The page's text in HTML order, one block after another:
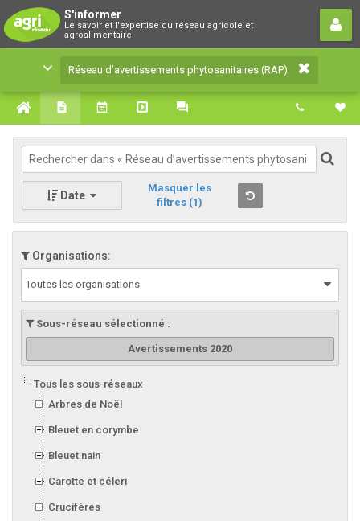
S'informer
Le savoir et l'expertise du réseau agricole et
agroalimentaire
Réseau d’avertissements
phytosanitaires (RAP)
Le savoir et l'expertise du réseau agricole et
agroalimentaire
Réseau d’avertissements phytosanitaires (RAP)
Date
Masquer les
filtres (1)
Organisations:
Toutes les organisations
Sous-réseau sélectionné :
Avertissements 2020
Tous les sous-réseaux
Arbres de Noël
Bleuet en corymbe
Bleuet nain
Carotte et céleri
Crucifères